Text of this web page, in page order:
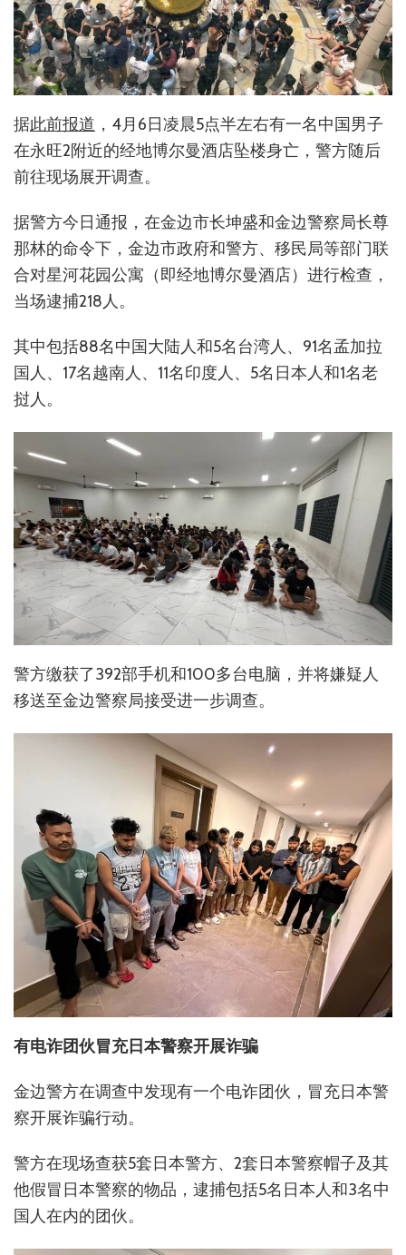
据此前报道 ，4月6日凌晨5点半左右有一名中国男子
在永旺2附近的经地博尔曼酒店坠楼身亡，警方随后
前往现场展开调查。
据警方今日通报，在金边市长坤盛和金边警察局长尊
那林的命令下，金边市政府和警方、移民局等部门联
合对星河花园公寓（即经地博尔曼酒店）进行检查，
当场逮捕218人。
其中包括88名中国大陆人和5名台湾人、91名孟加拉
国人、17名越南人、11名印度人、5名日本人和1名老
挝人。
警方缴获了392部手机和100多台电脑，并将嫌疑人
移送至金边警察局接受进一步调查。
有电诈团伙冒充日本警察开展诈骗
金边警方在调查中发现有一个电诈团伙，冒充日本警
察开展诈骗行动。
警方在现场查获5套日本警方、2套日本警察帽子及其
他假冒日本警察的物品，逮捕包括5名日本人和3名中
国人在内的团伙。